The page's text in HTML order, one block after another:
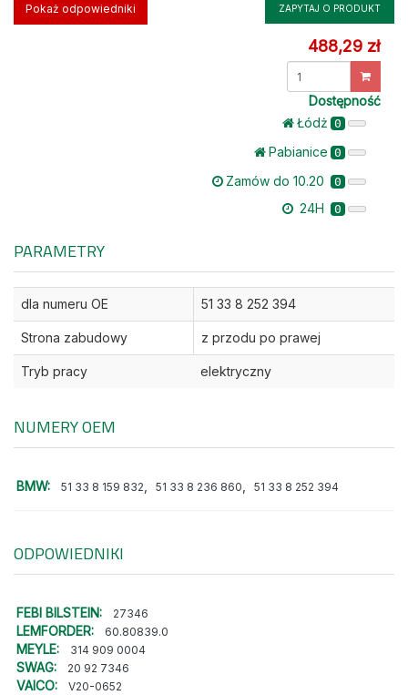
Pokaż odpowiedniki ZAPYTAJ O PRODUKT
488,29 zł
Dostępność
Łódż 0
Pabianice 0
Zamów do 10.20 0
24H 0
PARAMETRY
dla numeru OE 51 33 8 252 394
Strona zabudowy z przodu po prawej
Tryb pracy elektryczny
NUMERY OEM
BMW: 51 33 8 159 832, 51 33 8 236 860, 51 33 8 252 394
ODPOWIEDNIKI
FEBI BILSTEIN: 27346
LEMFORDER: 60.80839.0
MEYLE: 314 909 0004
SWAG: 20 92 7346
VAICO: V20-0652